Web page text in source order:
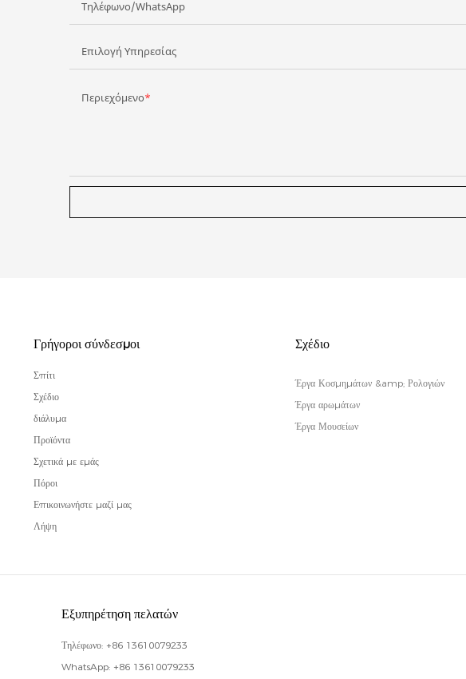
Τηλέφωνο/WhatsApp
Επιλογή Υπηρεσίας
Περιεχόμενο
Γρήγοροι σύνδεσμοι
Σπίτι
Σχέδιο
διάλυμα
Προϊόντα
Σχετικά με εμάς
Πόροι
Επικοινωνήστε μαζί μας
Λήψη
Σχέδιο
Έργα Κοσμημάτων &amp; Ρολογιών
Έργα αρωμάτων
Έργα Μουσείων
Εξυπηρέτηση πελατών
Τηλέφωνο: +86 13610079233
WhatsApp: +86 13610079233